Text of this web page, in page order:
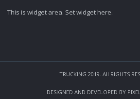
This is widget area. Set widget here.
TRUCKING 2019. All RIGHTS
DESIGNED AND DEVELOPED BY